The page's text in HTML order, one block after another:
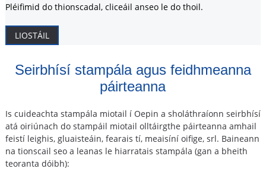
Pléifimid do thionscadal, cliceáil anseo le do thoil.
LIOSTÁIL
Seirbhísí stampála agus feidhmeanna
páirteanna
Is cuideachta stampála miotail í Oepin a sholáthraíonn seirbhísí
atá oiriúnach do stampáil miotail olltáirgthe páirteanna amhail
feistí leighis, gluaisteáin, fearais tí, meaisíní oifige, srl. Baineann
na tionscail seo a leanas le hiarratais stampála (gan a bheith
teoranta dóibh):